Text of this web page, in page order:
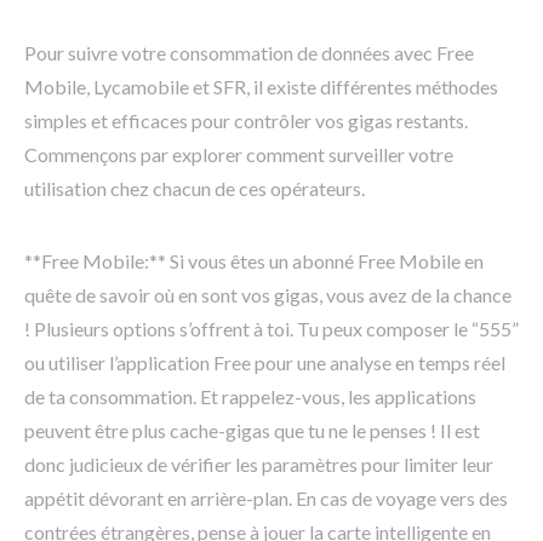
Pour suivre votre consommation de données avec Free
Mobile, Lycamobile et SFR, il existe différentes méthodes
simples et efficaces pour contrôler vos gigas restants.
Commençons par explorer comment surveiller votre
utilisation chez chacun de ces opérateurs.
**Free Mobile:** Si vous êtes un abonné Free Mobile en
quête de savoir où en sont vos gigas, vous avez de la chance
! Plusieurs options s’offrent à toi. Tu peux composer le “555”
ou utiliser l’application Free pour une analyse en temps réel
de ta consommation. Et rappelez-vous, les applications
peuvent être plus cache-gigas que tu ne le penses ! Il est
donc judicieux de vérifier les paramètres pour limiter leur
appétit dévorant en arrière-plan. En cas de voyage vers des
contrées étrangères, pense à jouer la carte intelligente en